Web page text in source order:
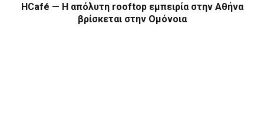
HCafé — Η απόλυτη rooftop εμπειρία στην Αθήνα
βρίσκεται στην Ομόνοια